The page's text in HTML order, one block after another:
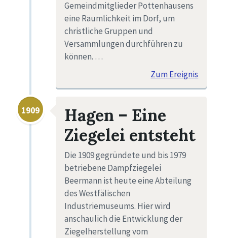
Gemeindmitglieder Pottenhausens
eine Räumlichkeit im Dorf, um
christliche Gruppen und
Versammlungen durchführen zu
können. …
Zum Ereignis
1909
Hagen – Eine
Ziegelei entsteht
Die 1909 gegründete und bis 1979
betriebene Dampfziegelei
Beermann ist heute eine Abteilung
des Westfälischen
Industriemuseums. Hier wird
anschaulich die Entwicklung der
Ziegelherstellung vom